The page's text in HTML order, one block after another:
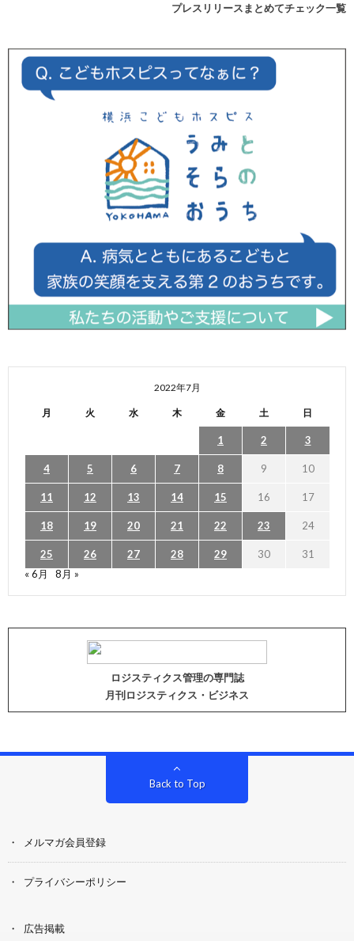
プレスリリースまとめてチェック一覧
2022年7月
月 火 水 木 金 土 日
1 2 3
4 5 6 7 8 9 10
11 12 13 14 15 16 17
18 19 20 21 22 23 24
25 26 27 28 29 30
31
« 6月
8月 »
ロジスティクス管理の専門誌
月刊ロジスティクス・ビジネス
Back to Top
メルマガ会員登録
プライバシーポリシー
広告掲載